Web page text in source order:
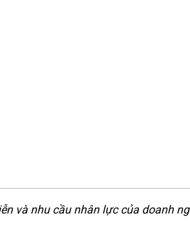
và nhu cầu nhân lực của doanh